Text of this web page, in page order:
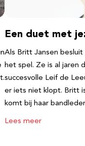
Een duet met
Als Britt Jansen
het spel. Ze is al jaren
succesvolle Leif de
er iets niet klopt. Britt
komt bij haar
Lees meer